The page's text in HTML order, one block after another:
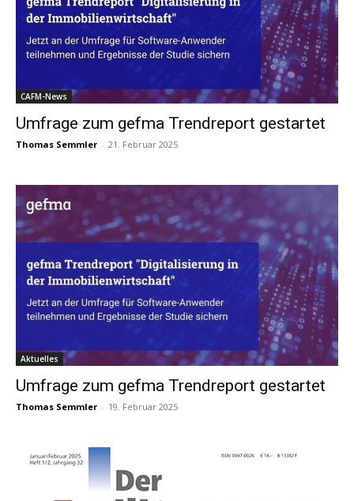
CAFM-News
Umfrage zum gefma Trendreport gestartet
Thomas Semmler - 21. Februar 2025
Aktuelles
Umfrage zum gefma Trendreport gestartet
Thomas Semmler - 19. Februar 2025